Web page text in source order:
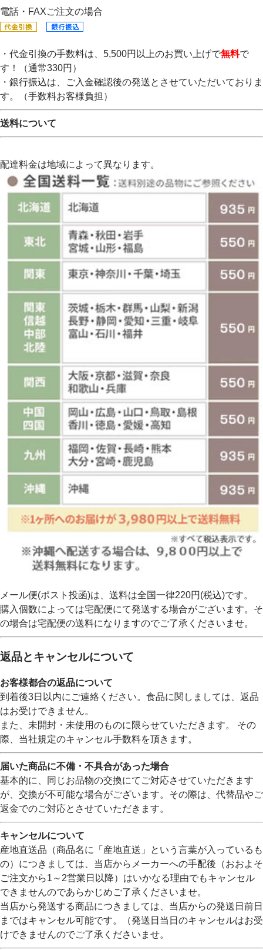
電話・FAXご注文の場合
・代金引換の手数料は、5,500円以上のお買い上げで無料で
す！（通常330円）
・銀行振込は、ご入金確認後の発送とさせていただいておりま
す。（手数料お客様負担）
送料について
配達料金は地域によって異なります。
メール便(ポスト投函)は、送料は全国一律220円(税込)です。
購入個数によっては宅配便にて発送する場合がございます。そ
の場合は宅配便の送料になりますのでご了承くださいませ。
返品とキャンセルについて
お客様都合の返品について
到着後3日以内にご連絡ください。食品に関しましては、返品
はお受けできません。
また、未開封・未使用のものに限らせていただきます。 その
際、当社規定のキャンセル手数料を頂きます。
届いた商品に不備・不具合があった場合
基本的に、同じお品物の交換にてご対応させていただきます
が、交換が不可能な場合がございます。その際は、代替品やご
返金でのご対応とさせていただきます。
キャンセルについて
産地直送品（商品名に「産地直送」という言葉が入っているも
の）につきましては、当店からメーカーへの手配後（おおよそ
ご注文から1～2営業日以降）はいかなる理由でもキャンセル
できませんのであらかじめご了承くださいませ。
当店から発送する商品につきましては、当店からの発送日前日
まではキャンセル可能です。（発送日当日のキャンセルはお受
けできませんのでご了承くださいませ。